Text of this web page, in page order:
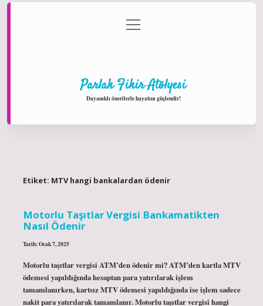
Gizlilik Politikası
menüyü
aç
Parlak Fikir Atölyesi
Dayanıklı önerilerle hayatını güçlendir!
Etiket: MTV hangi bankalardan ödenir
Motorlu Taşıtlar Vergisi Bankamatikten
Nasıl Ödenir
Tarih: Ocak 7, 2025
Motorlu taşıtlar vergisi ATM’den ödenir mi? ATM’den kartla MTV
ödemesi yapıldığında hesaptan para yatırılarak işlem
tamamlanırken, kartsız MTV ödemesi yapıldığında ise işlem sadece
nakit para yatırılarak tamamlanır. Motorlu taşıtlar vergisi hangi